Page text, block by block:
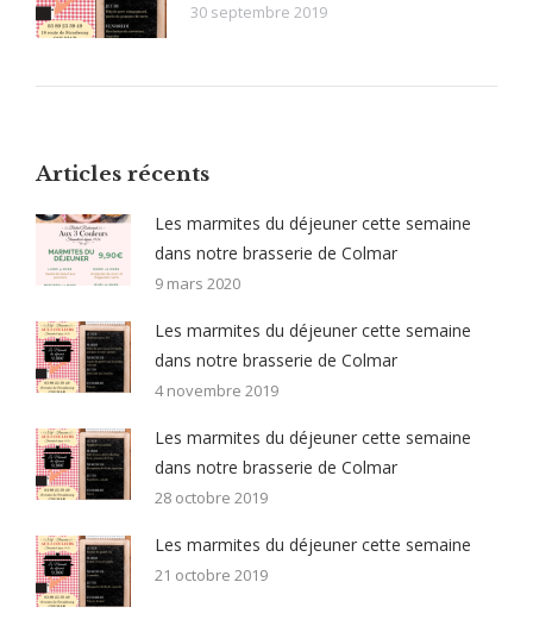
30 septembre 2019
Articles récents
Les marmites du déjeuner cette semaine
dans notre brasserie de Colmar
9 mars 2020
Les marmites du déjeuner cette semaine
dans notre brasserie de Colmar
4 novembre 2019
Les marmites du déjeuner cette semaine
dans notre brasserie de Colmar
28 octobre 2019
Les marmites du déjeuner cette semaine
21 octobre 2019